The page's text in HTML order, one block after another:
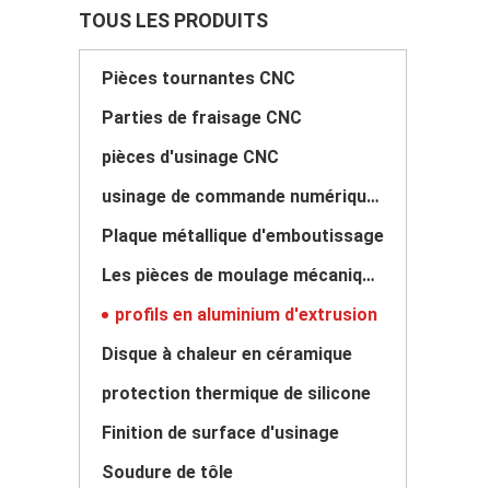
TOUS LES PRODUITS
Pièces tournantes CNC
Parties de fraisage CNC
pièces d'usinage CNC
usinage de commande numérique par ordinateur de 5 axes
Plaque métallique d'emboutissage
Les pièces de moulage mécanique sous pression
profils en aluminium d'extrusion
Disque à chaleur en céramique
protection thermique de silicone
Finition de surface d'usinage
Soudure de tôle